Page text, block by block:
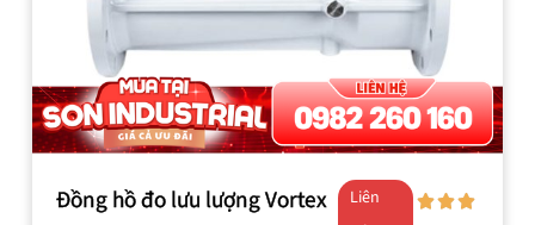
Đồng hồ đo lưu lượng Vortex
Liên